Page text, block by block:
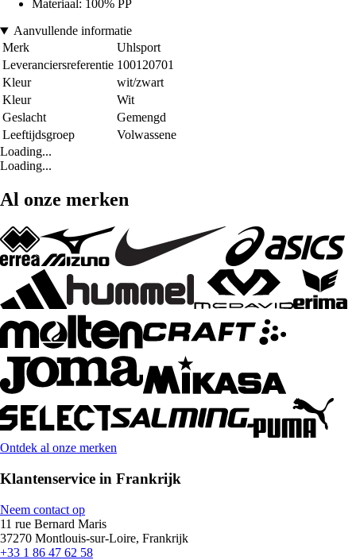
Materiaal: 100% PP
Aanvullende informatie
Merk
Uhlsport
Leveranciersreferentie 100120701
Kleur
wit/zwart
Kleur
Wit
Geslacht
Gemengd
Leeftijdsgroep
Volwassene
Loading...
Loading...
Al onze merken
Ontdek al onze merken
Klantenservice in Frankrijk
Neem contact op
11 rue Bernard Maris
37270 Montlouis-sur-Loire, Frankrijk
+33 1 86 47 62 58